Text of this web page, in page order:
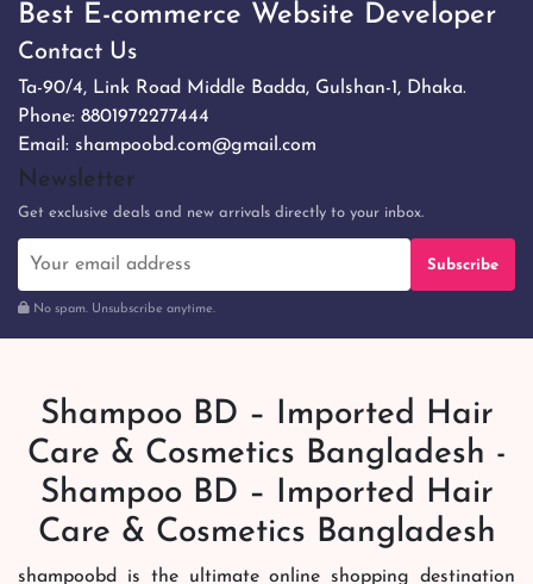
Best E-commerce Website Developer
Contact Us
Ta-90/4, Link Road Middle Badda, Gulshan-1, Dhaka.
Phone: 8801972277444
Email: shampoobd.com@gmail.com
Newsletter
Get exclusive deals and new arrivals directly to your inbox.
Subscribe
No spam. Unsubscribe anytime.
Shampoo BD – Imported Hair
Care & Cosmetics Bangladesh -
Shampoo BD – Imported Hair
Care & Cosmetics Bangladesh
shampoobd is the ultimate online shopping destination